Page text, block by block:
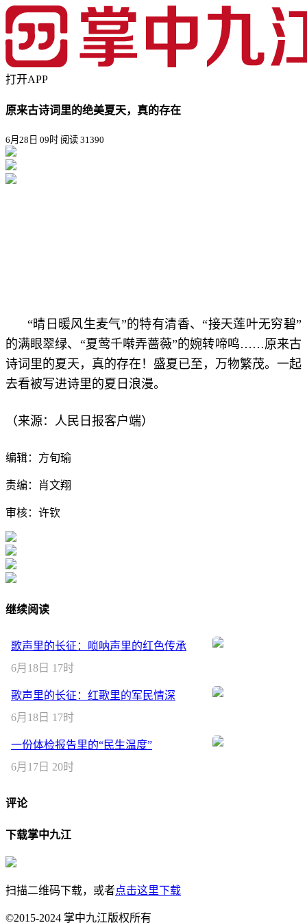
打开APP
原来古诗词里的绝美夏天，真的存在
6月28日 09时 阅读 31390
“晴日暖风生麦气”的特有清香、“接天莲叶无穷碧”
的满眼翠绿、“夏莺千啭弄蔷薇”的婉转啼鸣……原来古
诗词里的夏天，真的存在！盛夏已至，万物繁茂。一起
去看被写进诗里的夏日浪漫。
（来源：人民日报客户端）
编辑：方旬瑜
责编：肖文翔
审核：许钦
继续阅读
歌声里的长征：唢呐声里的红色传承
6月18日 17时
歌声里的长征：红歌里的军民情深
6月18日 17时
一份体检报告里的“民生温度”
6月17日 20时
评论
下载掌中九江
扫描二维码下载，或者点击这里下载
©2015-2024 掌中九江版权所有